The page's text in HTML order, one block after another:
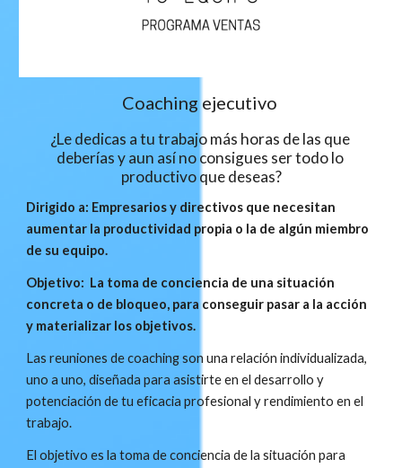
Coaching ejecutivo
¿Le dedicas a tu trabajo más horas de las que
deberías y aun así no consigues ser todo lo
productivo que deseas?
Dirigido a: Empresarios y directivos que necesitan
aumentar la productividad propia o la de algún miembro
de su equipo.
Objetivo:  La toma de conciencia de una situación
concreta o de bloqueo, para conseguir pasar a la acción
y materializar los objetivos.
Las reuniones de coaching son una relación individualizada,
uno a uno, diseñada para asistirte en el desarrollo y
potenciación de tu eficacia profesional y rendimiento en el
trabajo.
El objetivo es la toma de conciencia de la situación para